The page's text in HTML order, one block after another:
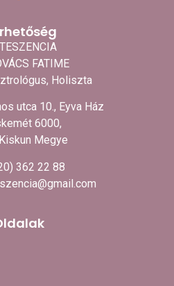
FATIME
Holiszta
utca 10., Eyva Ház
6000,
Megye
362 22 88